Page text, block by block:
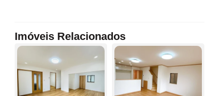
Imóveis Relacionados